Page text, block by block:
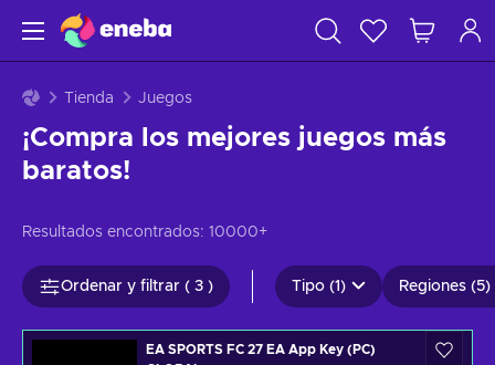
Tienda Juegos
¡Compra los mejores juegos más
baratos!
Resultados encontrados: 10000+
Ordenar y filtrar ( 3 ) Tipo (1) Regiones (5)
EA SPORTS FC 27 EA App Key (PC)